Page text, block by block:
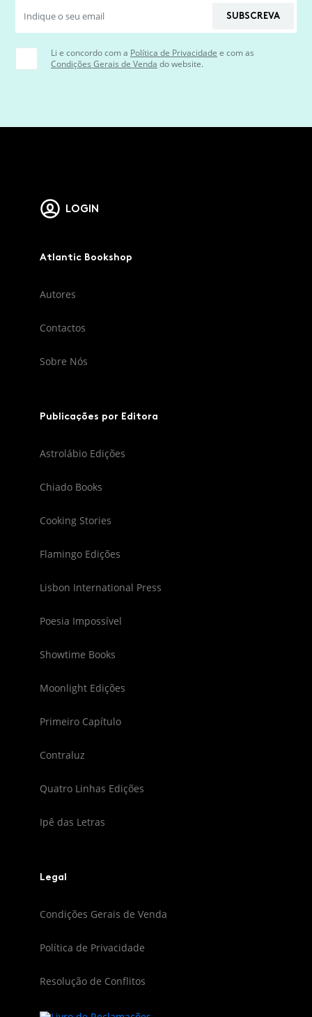
SUBSCREVA
Li e concordo com a Política de Privacidade e com as
Condições Gerais de Venda do website.
LOGIN
Atlantic Bookshop
Autores
Contactos
Sobre Nós
Publicações por Editora
Astrolábio Edições
Chiado Books
Cooking Stories
Flamingo Edições
Lisbon International Press
Poesia Impossível
Showtime Books
Moonlight Edições
Primeiro Capítulo
Contraluz
Quatro Linhas Edições
Ipê das Letras
Legal
Condições Gerais de Venda
Política de Privacidade
Resolução de Conflitos